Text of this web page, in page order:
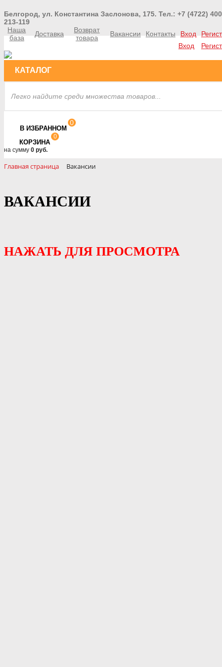
Белгород, ул. Константина Заслонова, 175. Тел.: +7 (4722)
213-119
Наша
база
Доставка
Возврат
товара
Вакансии Контакты Вход
Вход
КАТАЛОГ
В ИЗБРАННОМ
0
КОРЗИНА
0
на сумму 0 руб.
Главная страница Вакансии
ВАКАНСИИ
НАЖАТЬ ДЛЯ ПРОСМОТРА